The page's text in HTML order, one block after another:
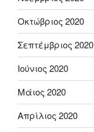
Οκτώβριος 2020
Σεπτέμβριος 2020
Ιούνιος 2020
Μάιος 2020
Απρίλιος 2020